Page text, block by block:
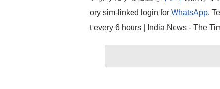
ory sim-linked login for WhatsApp,
t every 6 hours | India News - The